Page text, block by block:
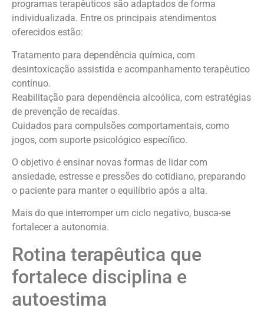
programas terapêuticos são adaptados de forma
individualizada. Entre os principais atendimentos
oferecidos estão:
Tratamento para dependência química, com
desintoxicação assistida e acompanhamento terapêutico
contínuo.
Reabilitação para dependência alcoólica, com estratégias
de prevenção de recaídas.
Cuidados para compulsões comportamentais, como
jogos, com suporte psicológico específico.
O objetivo é ensinar novas formas de lidar com
ansiedade, estresse e pressões do cotidiano, preparando
o paciente para manter o equilíbrio após a alta.
Mais do que interromper um ciclo negativo, busca-se
fortalecer a autonomia.
Rotina terapêutica que
fortalece disciplina e
autoestima